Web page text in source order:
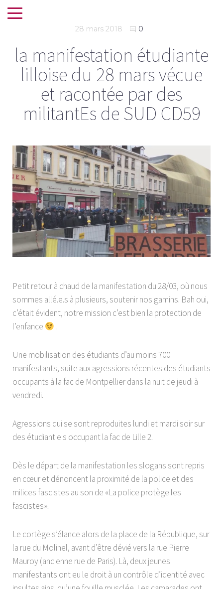
28 mars 2018 0
la manifestation étudiante
lilloise du 28 mars vécue
et racontée par des
militantEs de SUD CD59
Petit retour à chaud de la manifestation du 28/03, où nous
sommes allé.e.s à plusieurs, soutenir nos gamins. Bah oui,
c’était évident, notre mission c’est bien la protection de
l’enfance
.
Une mobilisation des étudiants d’au moins 700
manifestants, suite aux agressions récentes des étudiants
occupants à la fac de Montpellier dans la nuit de jeudi à
vendredi.
Agressions qui se sont reproduites lundi et mardi soir sur
des étudiant e s occupant la fac de Lille 2.
Dès le départ de la manifestation les slogans sont repris
en cœur et dénoncent la proximité de la police et des
milices fascistes au son de «La police protège les
fascistes».
Le cortège s’élance alors de la place de la République, sur
la rue du Molinel, avant d’être dévié vers la rue Pierre
Mauroy (ancienne rue de Paris). Là, deux jeunes
manifestants ont eu le droit à un contrôle d’identité avec